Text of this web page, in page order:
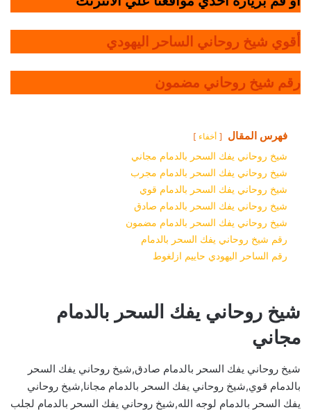
أقوي شيخ روحاني الساحر اليهودي
رقم شيخ روحاني مضمون
فهرس المقال أخفاء
شيخ روحاني يفك السحر بالدمام مجاني
شيخ روحاني يفك السحر بالدمام مجرب
شيخ روحاني يفك السحر بالدمام قوي
شيخ روحاني يفك السحر بالدمام صادق
شيخ روحاني يفك السحر بالدمام مضمون
رقم شيخ روحاني يفك السحر بالدمام
رقم الساحر اليهودي حاييم ازلغوط
شيخ روحاني يفك السحر بالدمام
مجاني
شيخ روحاني يفك السحر بالدمام صادق,شيخ روحاني يفك السحر
بالدمام قوي,شيخ روحاني يفك السحر بالدمام مجانا,شيخ روحاني
يفك السحر بالدمام لوجه الله,شيخ روحاني يفك السحر بالدمام لجلب